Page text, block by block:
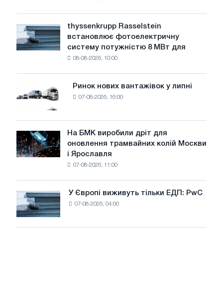
води
загрожує
безпеці
thyssenkrupp
Rasselstein
встановлює
фотоелектричну
досягнення
цілей
декарбонізації
thyssenkrupp Rasselstein
встановлює фотоелектричну
систему потужністю 8 МВт для
08-08-2026, 10:00
Ринок
нових
вантажівок
у
липні
Ринок нових вантажівок у липні
07-08-2026, 16:00
На
БМК
виробили
трамвайних
колій
Москви
і
На БМК виробили дріт для
оновлення трамвайних колій Москви
і Ярославля
07-08-2026, 11:00
Європі
виживуть
тільки
У Європі виживуть тільки ЕДП: PwC
07-08-2026, 04:00